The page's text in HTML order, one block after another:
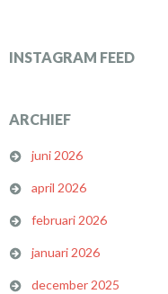
INSTAGRAM FEED
ARCHIEF
juni 2026
april 2026
februari 2026
januari 2026
december 2025